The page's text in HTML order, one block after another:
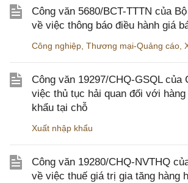
Công văn 5680/BCT-TTTN của
về việc thông báo điều hành giá
Công nghiệp Thương mại-Quảng cáo
Công văn 19297/CHQ-GSQL của
việc thủ tục hải quan đối với hàng
khẩu tại chỗ
Xuất nhập khẩu
Công văn 19280/CHQ-NVTHQ
về việc thuế giá trị gia tăng hàng